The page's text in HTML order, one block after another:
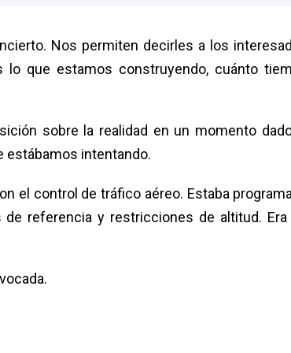
Nos permiten decirles a los
lo que estamos construyendo, cuánto
sobre la realidad en un momento
estábamos intentando.
el control de tráfico aéreo. Estaba
referencia y restricciones de altitud. Era